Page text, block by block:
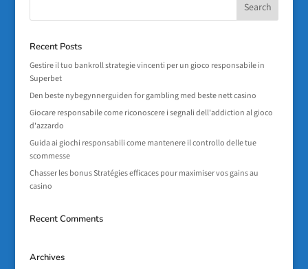
Recent Posts
Gestire il tuo bankroll strategie vincenti per un gioco responsabile in
Superbet
Den beste nybegynnerguiden for gambling med beste nett casino
Giocare responsabile come riconoscere i segnali dell'addiction al gioco
d'azzardo
Guida ai giochi responsabili come mantenere il controllo delle tue
scommesse
Chasser les bonus Stratégies efficaces pour maximiser vos gains au
casino
Recent Comments
Archives